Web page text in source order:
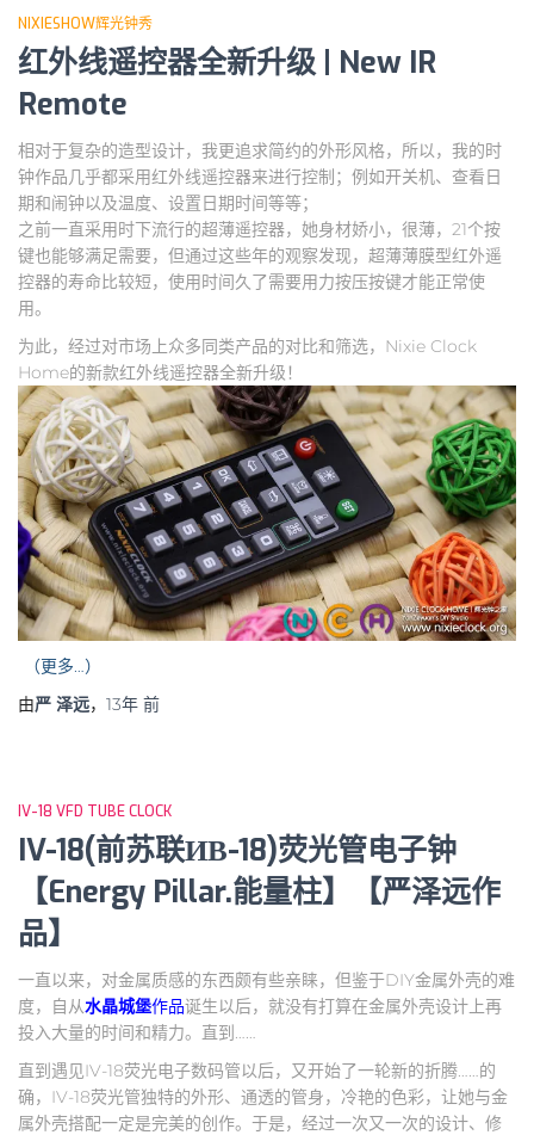
NIXIESHOW辉光钟秀
红外线遥控器全新升级 | New IR
Remote
相对于复杂的造型设计，我更追求简约的外形风格，所以，我的时
钟作品几乎都采用红外线遥控器来进行控制；例如开关机、查看日
期和闹钟以及温度、设置日期时间等等；
之前一直采用时下流行的超薄遥控器，她身材娇小，很薄，21个按
键也能够满足需要，但通过这些年的观察发现，超薄薄膜型红外遥
控器的寿命比较短，使用时间久了需要用力按压按键才能正常使
用。
为此，经过对市场上众多同类产品的对比和筛选，Nixie Clock
Home的新款红外线遥控器全新升级！
（更多…）
由严 泽远， 13年 前
IV-18 VFD TUBE CLOCK
IV-18(前苏联ИВ-18)荧光管电子钟
【Energy Pillar.能量柱】【严泽远作
品】
一直以来，对金属质感的东西颇有些亲睐，但鉴于DIY金属外壳的难
度，自从水晶城堡作品诞生以后，就没有打算在金属外壳设计上再
投入大量的时间和精力。直到……
直到遇见IV-18荧光电子数码管以后，又开始了一轮新的折腾……的
确，IV-18荧光管独特的外形、通透的管身，冷艳的色彩，让她与金
属外壳搭配一定是完美的创作。于是，经过一次又一次的设计、修